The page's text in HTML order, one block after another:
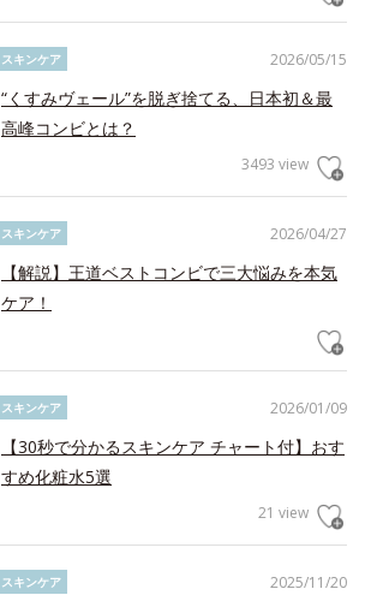
2026/05/15
スキンケア
“くすみヴェール”を脱ぎ捨てる、日本初＆最
高峰コンビとは？
3493 view
2026/04/27
スキンケア
【解説】王道ベストコンビで三大悩みを本気
ケア！
2026/01/09
スキンケア
【30秒で分かるスキンケア チャート付】おす
すめ化粧水5選
21 view
2025/11/20
スキンケア